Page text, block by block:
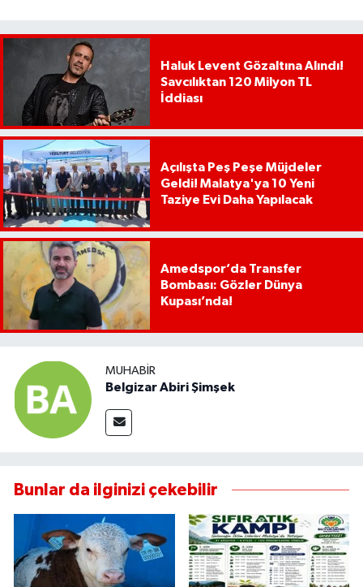
Haluk Levent Gözaltına Alındı!
Savcılıktan 120 Milyon TL
İddiası
Açılışta Peş Peşe Müjdeler
Geldi! Malatya'ya 10 Yeni
Taziye Evi Daha Yapılacak
Amedspor’da Transfer
Bombası: Gözler Dünya
Kupası’nda!
MUHABIR
Belgizar Abiri Şimşek
Bunlar da ilginizi çekebilir